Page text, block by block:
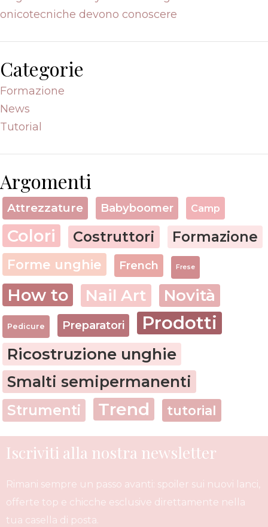
onicotecniche devono conoscere
Categorie
Formazione
News
Tutorial
Argomenti
Attrezzature Babyboomer Camp
Colori Costruttori Formazione
Forme unghie French Frese
How to Nail Art Novità
Pedicure Preparatori Prodotti
Ricostruzione unghie
Smalti semipermanenti
Strumenti Trend tutorial
Iscriviti alla nostra newsletter
Rimani sempre un passo avanti: spoiler sui nuovi lanci,
offerte top e chicche esclusive direttamente nella
tua casella di posta.